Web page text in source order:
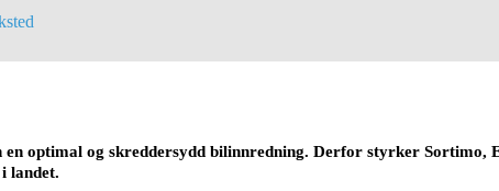
optimal og skreddersydd bilinnredning. Derfor styrker Sortimo,
landet.